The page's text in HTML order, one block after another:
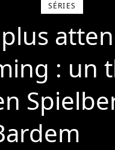
SÉRIES
: un